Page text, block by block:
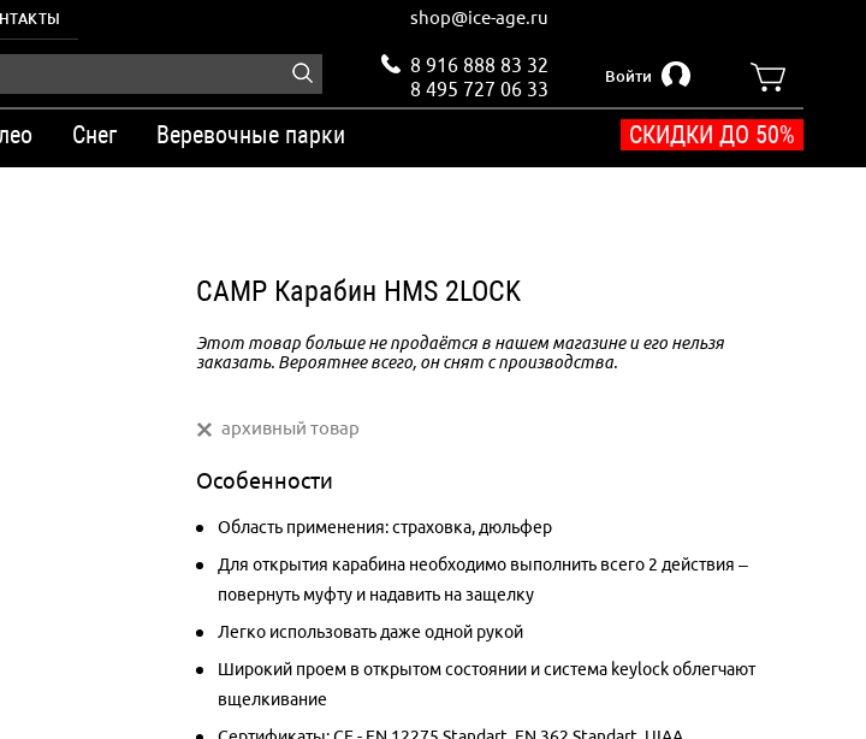
shop@ice-age.ru
8 916 888 83 32
8 495 727 06 33
Войти
Снег Веревочные парки СКИДКИ ДО 50%
CAMP Карабин HMS 2LOCK
Этот товар больше не продаётся в нашем магазине и его нельзя
заказать. Вероятнее всего, он снят с производства.
архивный товар
Особенности
Область применения: страховка, дюльфер
Для открытия карабина необходимо выполнить всего 2 действия –
повернуть муфту и надавить на защелку
Легко использовать даже одной рукой
Широкий проем в открытом состоянии и система keylock облегчают
вщелкивание